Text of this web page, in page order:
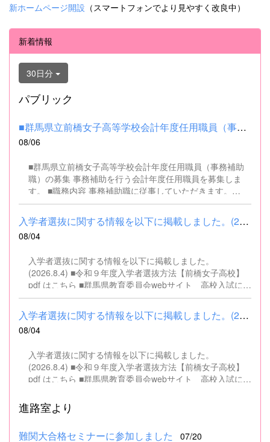
新ホームページ開設 （スマートフォンでより見やすく改良中）
新着情報
30日分
パブリック
■群馬県立前橋女子高等学校会計年度任用職員（事務補助職）の募集...
08/06
■群馬県立前橋女子高等学校会計年度任用職員（事務補助
職）の募集 事務補助を行う会計年度任用職員を募集しま
す。 ■職務内容 事務補助職に従事していただきます。
SSH（スーパーサイエンスハイスクール）事業にかかるパ
ソコンでの文書・資料作成、データ入力・整理事務、電話
対応、書類の整理、その他事務補助業務全般 ■募集人数 １
名 ■募集対象 以下の条件を満たしている方 基本的なパソコ
する方は、応募できませんので御了承ください。 （1）地
方公務員法第16条に該当する者（以下のいずれかに該当す
る人） ・禁錮以上の刑に処せられ、その執行を終わるまで
又は執行を受けることがなくなるまでの者 ・群馬県職員と
して懲戒免職の処分を受け、当該処分の日から2年を経過
しない者 ・人事委員会又は公平委員会の委員の職にあっ
て、地方公務員法第60条から第63条までに規定する罪を犯
政府を暴力で破壊することを主張する政党その他の団体を
結成し、又はこれに加入した者 （2）平成11年改正前の民
法の規定による準禁治産の宣告を受けている者（心...
入学者選抜に関する情報を以下に掲載しました。(2026.8.4) ■令和...
08/04
入学者選抜に関する情報を以下に掲載しました。
(2026.8.4) ■令和９年度入学者選抜方法【前橋女子高校】
pdf はこちら ■群馬県教育委員会webサイト 高校入試に関
するページはこちら
入学者選抜に関する情報を以下に掲載しました。(2026.8.4) ■令和...
08/04
入学者選抜に関する情報を以下に掲載しました。
(2026.8.4) ■令和９年度入学者選抜方法【前橋女子高校】
pdf はこちら ■群馬県教育委員会webサイト 高校入試に関
進路室より
難関大合格セミナーに参加しました 07/20